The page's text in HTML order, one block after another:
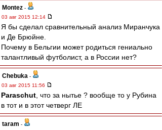
Montez -
03 авг 2015 12:14
Я бы сделал сравнительный анализ Миранчука
и Де Брюйне.
Почему в Бельгии может родиться гениально
талантливый футболист, а в России нет?
Chebuka -
03 авг 2015 11:56
Paraschut , что за нытье ? вообще то у Рубина
в тот и в этот четверг ЛЕ
taram -